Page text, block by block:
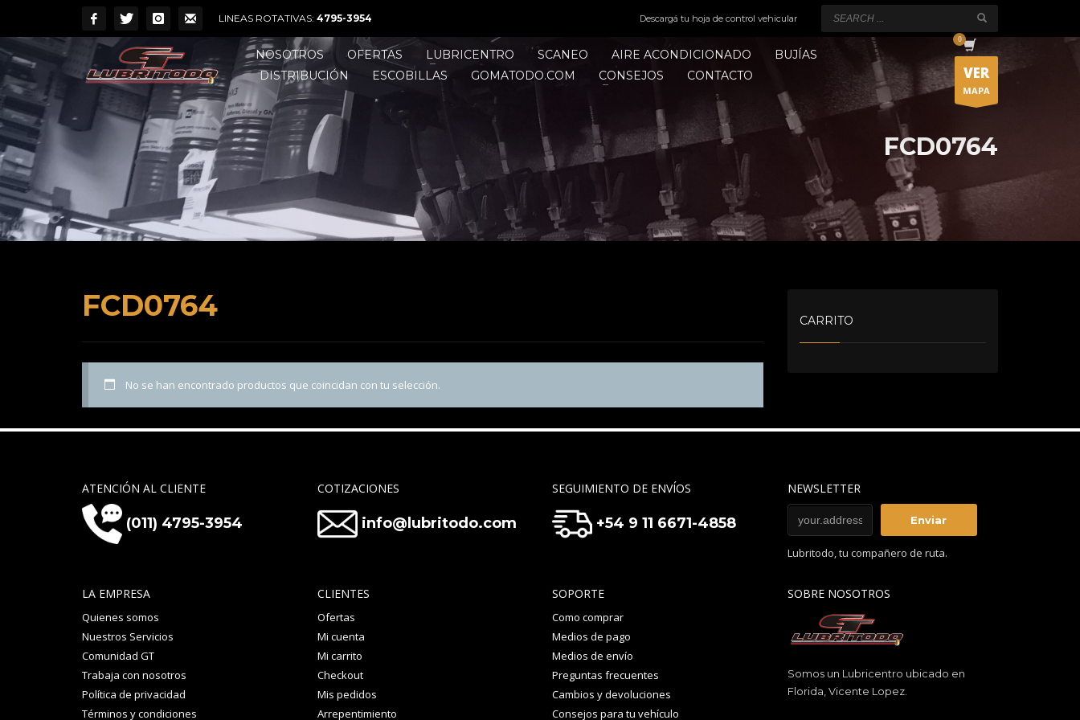
LINEAS ROTATIVAS: 4795-3954 Descargá tu hoja de control vehicular
NOSOTROS OFERTAS LUBRICENTRO SCANEO AIRE ACONDICIONADO
BUJÍAS
DISTRIBUCIÓN
ESCOBILLAS GOMATODO.COM CONSEJOS CONTACTO VER
MAPA
FCD0764
FCD0764
No se han encontrado productos que coincidan con tu selección.
CARRITO
ATENCIÓN AL CLIENTE
(011) 4795-3954
COTIZACIONES
info@lubritodo.com
SEGUIMIENTO DE ENVÍOS
+54 9 11 6671-4858
NEWSLETTER
Lubritodo, tu compañero de ruta.
LA EMPRESA
Quienes somos
Nuestros Servicios
Comunidad GT
Trabaja con nosotros
Política de privacidad
Términos y condiciones
CLIENTES
Ofertas
Mi cuenta
Mi carrito
Checkout
Mis pedidos
Arrepentimiento
SOPORTE
Como comprar
Medios de pago
Medios de envío
Preguntas frecuentes
Cambios y devoluciones
Consejos para tu vehículo
SOBRE NOSOTROS
Somos un Lubricentro ubicado en
Florida, Vicente Lopez.